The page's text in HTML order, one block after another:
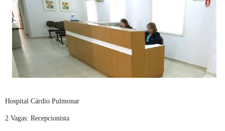
Hospital Cárdio Pulmonar
2 Vagas: Recepcionista